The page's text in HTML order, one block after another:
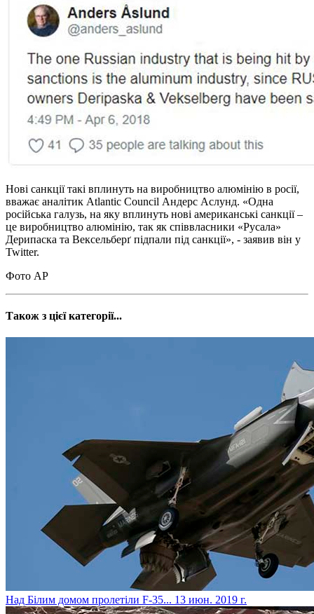
Нові санкції такі вплинуть на виробництво алюмінію в росії,
вважає аналітик Atlantic Council Андерс Аслунд. «Одна
російська галузь, на яку вплинуть нові американські санкції –
це виробництво алюмінію, так як співвласники «Русала»
Дерипаска та Вексельберґ підпали під санкції», - заявив він у
Twitter.
Фото АР
Також з цієї категорії...
​Над Білим домом пролетіли F-35... 13 июн. 2019 г.